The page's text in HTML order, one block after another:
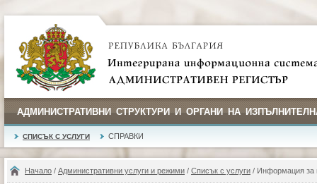
АДМИНИСТРАТИВНИ СТРУКТУРИ И ОРГАНИ НА
СПИСЪК С УСЛУГИ СПРАВКИ
Начало / Административни услуги и режими / Списък с услуги / Информация за